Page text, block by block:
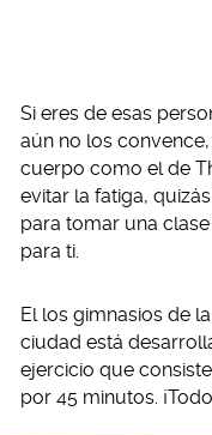
Si eres de esas
aún no los
cuerpo como el de
evitar la fatiga,
para tomar una
para ti.
El los gimnasios de
ciudad está
ejercicio que
por 45 minutos.